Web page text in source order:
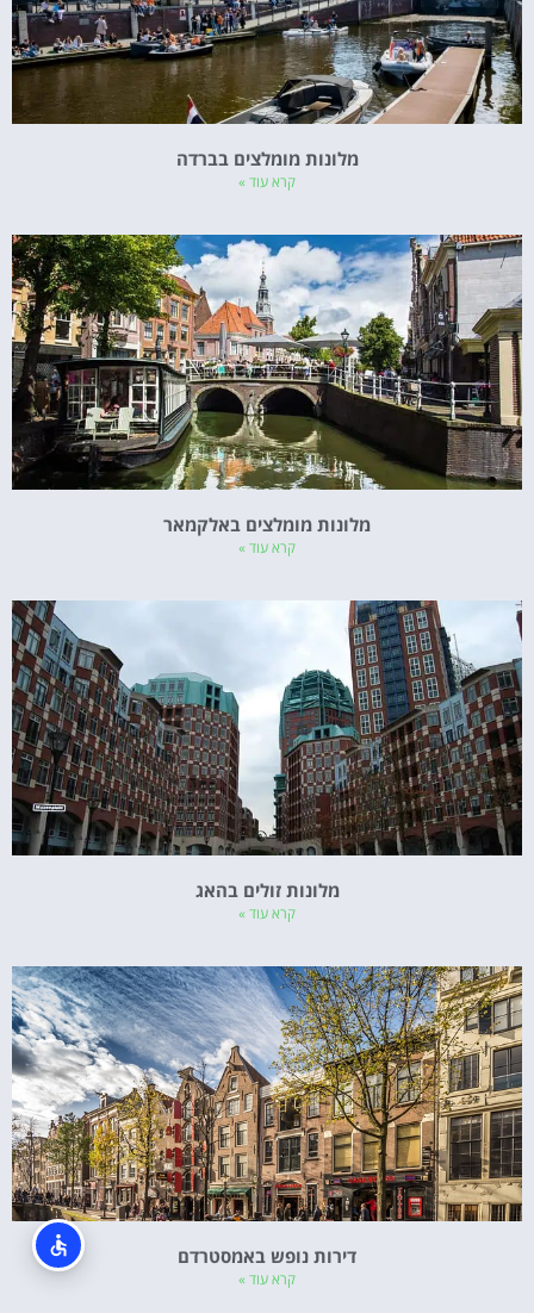
מלונות מומלצים בברדה
קרא עוד »
מלונות מומלצים באלקמאר
קרא עוד »
מלונות זולים בהאג
קרא עוד »
דירות נופש באמסטרדם
קרא עוד »